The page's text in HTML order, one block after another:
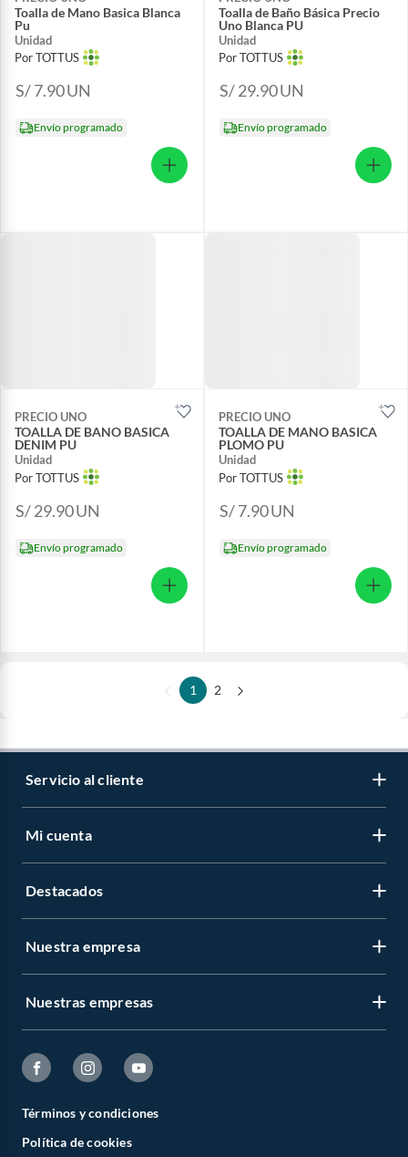
Toalla de Mano Basica Blanca
Pu
Unidad
Por TOTTUS
S/ 7.90UN
Envío programado
Toalla de Baño Básica Precio
Uno Blanca PU
Unidad
Por TOTTUS
S/ 29.90UN
Envío programado
PRECIO UNO
TOALLA DE BANO BASICA
DENIM PU
Unidad
Por TOTTUS
S/ 29.90UN
Envío programado
PRECIO UNO
TOALLA DE MANO BASICA
PLOMO PU
Unidad
Por TOTTUS
S/ 7.90UN
Envío programado
1 2
Servicio al cliente
Mi cuenta
Destacados
Nuestra empresa
Nuestras empresas
Términos y condiciones
Política de cookies